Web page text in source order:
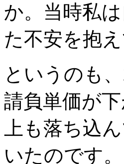
か。当時私
た不安を抱
というのも
請負単価が
上も落ち込
いたのです。